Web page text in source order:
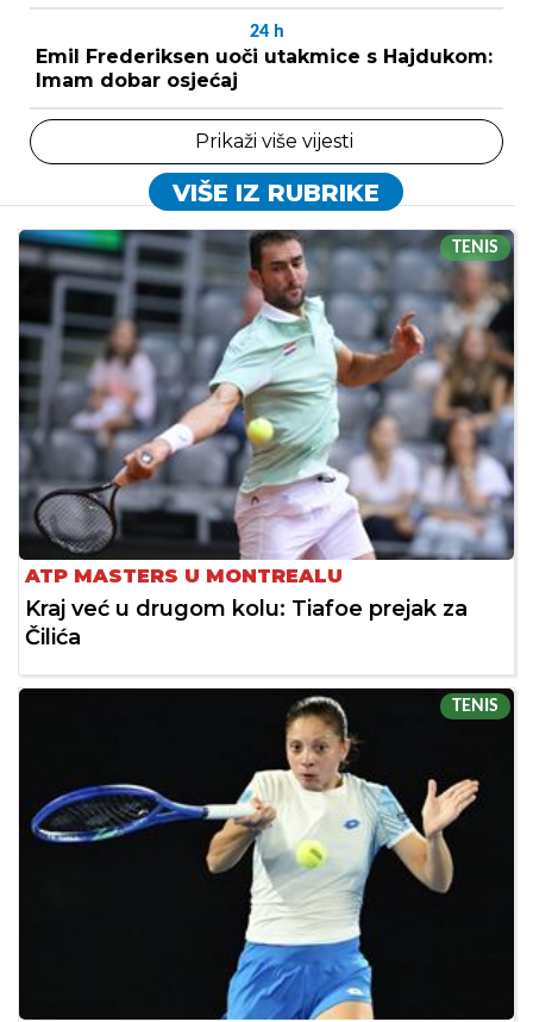
24 h
Emil Frederiksen uoči utakmice s Hajdukom:
Imam dobar osjećaj
Prikaži više vijesti
VIŠE IZ RUBRIKE
TENIS
ATP MASTERS U MONTREALU
Kraj već u drugom kolu: Tiafoe prejak za
Čilića
TENIS